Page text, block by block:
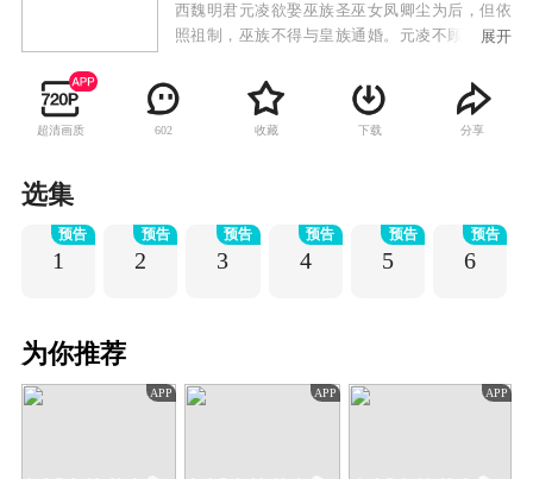
西魏明君元凌欲娶巫族圣巫女凤卿尘为后，但依
照祖制，巫族不得与皇族通婚。元凌不顾天下人
被巫族驱逐，七皇子元湛发动兵变。眼见元凌因
为自己而被逼至生死边缘，凤卿尘发动巫族禁术
九转玲珑阵，打破现实重构了一个新的世界。来
们再度相遇，凤卿尘却不得不隐藏自己对元凌的
深情，暗中守护并辅助元凌。相守相知却不敢相
展开
超清画质 602 收藏 下载 分享
选集
1
预告
2
预告
3
预告
4
预告
5
预告
6
预告
为你推荐
APP APP APP